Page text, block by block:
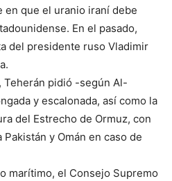
en que el uranio iraní debe
En el pasado,
del presidente ruso Vladimir
Teherán pidió -según Al-
y escalonada, así como la
del Estrecho de Ormuz, con
y Omán en caso de
marítimo, el Consejo Supremo